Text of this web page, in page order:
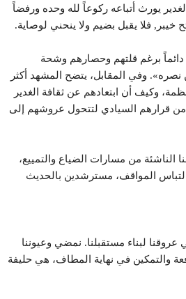
يورث أتباعه ركوعاً لله وحده ورفضاً
فلا يقبل بضيم ولا ينحني لوصاية.
دائماً برغم قلتهم وحصارهم وشحة
نصره». وفي المقابل، يتضح المشهد أكثر
وكيف أن ابتعادهم عن ثقافة الغدير
من قرارهم السيادي لتتحول عروشهم إلى
الناشئة من مسارات الضياع والتمييع،
المواقف، مسترشدين بالحديث
لبناء مستقبلنا. نمضي وعيوننا
والتمكين في نهاية المطاف، هي حليفة